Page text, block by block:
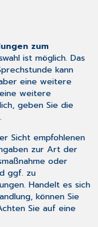
zum
ist möglich. Das
kann
eine weitere
weitere
geben Sie die
Sicht empfohlenen
zur Art der
oder
ggf. zu
Handelt es sich
können Sie
Sie auf eine